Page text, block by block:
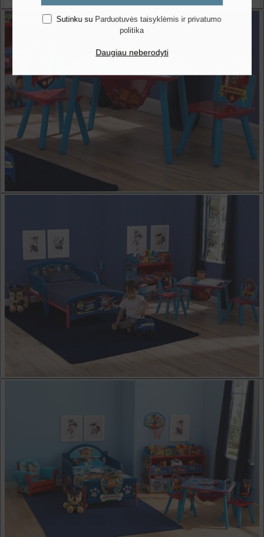
Sutinku su Parduotuvės taisyklėmis ir privatumo
politika
Daugiau neberodyti